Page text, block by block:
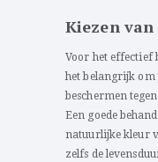
Kiezen
Voor het effectief
het belangrijk om
beschermen
Een goede
natuurlijke kleur
zelfs de